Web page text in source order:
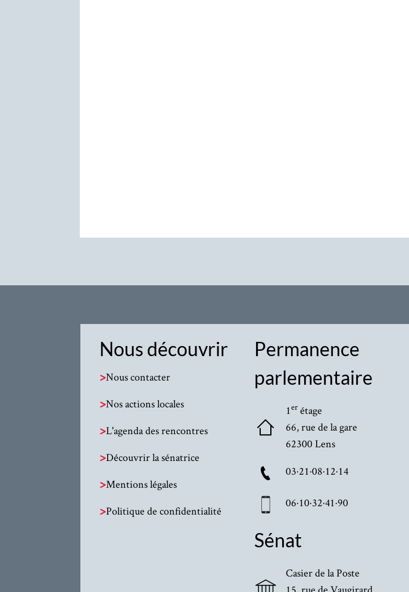
Nous découvrir
>Nous contacter
>Nos actions locales
>L'agenda des rencontres
>Découvrir la sénatrice
>Mentions légales
>Politique de confidentialité
Permanence
parlementaire
1er étage
66, rue de la gare
62300 Lens
03·21·08·12·14
06·10·32·41·90
Sénat
Casier de la Poste